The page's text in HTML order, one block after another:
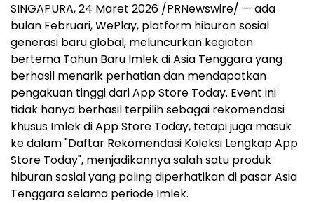
SINGAPURA, 24 Maret 2026 /PRNewswire/ — ada
bulan Februari, WePlay, platform hiburan sosial
generasi baru global, meluncurkan kegiatan
bertema Tahun Baru Imlek di Asia Tenggara yang
berhasil menarik perhatian dan mendapatkan
pengakuan tinggi dari App Store Today. Event ini
tidak hanya berhasil terpilih sebagai rekomendasi
khusus Imlek di App Store Today, tetapi juga masuk
ke dalam "Daftar Rekomendasi Koleksi Lengkap App
Store Today", menjadikannya salah satu produk
hiburan sosial yang paling diperhatikan di pasar Asia
Tenggara selama periode Imlek.